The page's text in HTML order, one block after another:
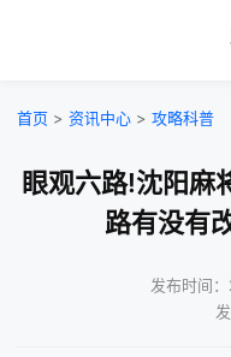
首页 > 资讯中心 > 攻略科普
眼观六路!沈阳麻
路有没有
发布时间